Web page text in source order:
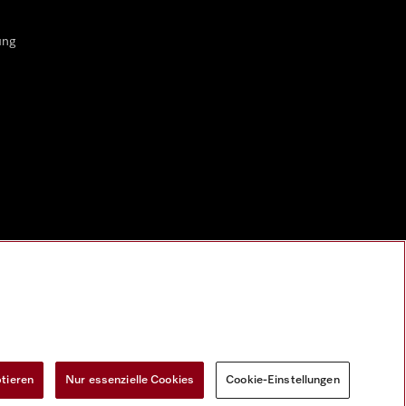
Nur essenzielle Cookies Cookie-Einstellungen